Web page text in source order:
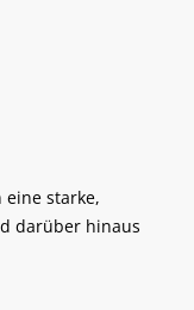
starke,
darüber hinaus